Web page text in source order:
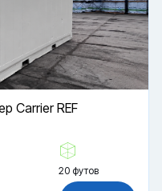
Carrier REF
20 футов